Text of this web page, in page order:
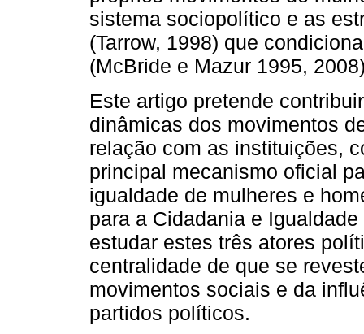
sistema sociopolítico e as
(Tarrow, 1998) que
(McBride e Mazur 1995,
Este artigo pretende
dinâmicas dos movimentos
relação com as instituições,
principal mecanismo oficial
igualdade de mulheres e
para a Cidadania e
estudar estes três atores
centralidade de que se
movimentos sociais e da
partidos políticos.